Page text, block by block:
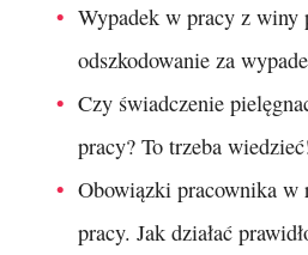
Wypadek w pracy z winy
odszkodowanie za
Czy świadczenie
pracy? To trzeba
Obowiązki pracownika w
pracy. Jak działać